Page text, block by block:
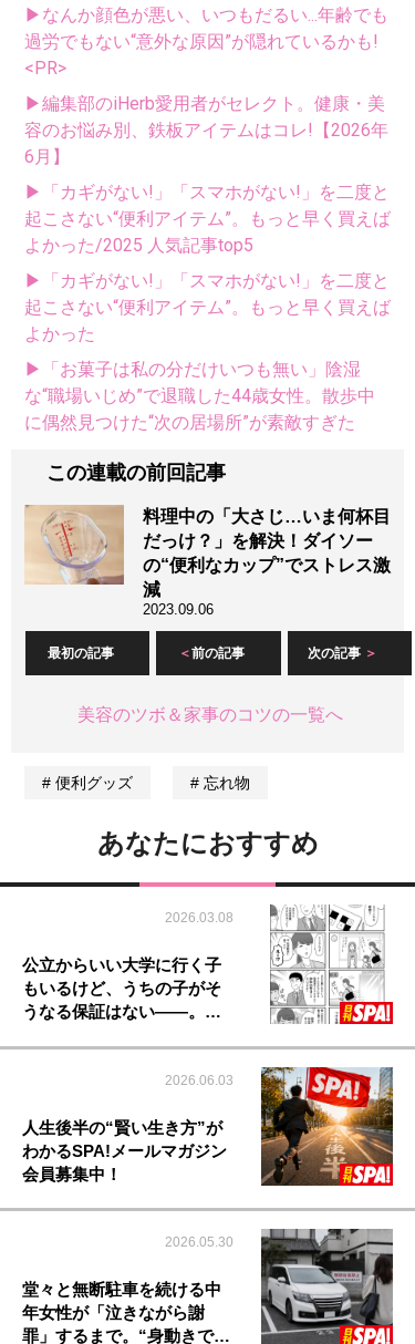
▶なんか顔色が悪い、いつもだるい...年齢でも
過労でもない“意外な原因”が隠れているかも!
<PR>
▶編集部のiHerb愛用者がセレクト。健康・美
容のお悩み別、鉄板アイテムはコレ!【2026年
6月】
▶「カギがない!」「スマホがない!」を二度と
起こさない“便利アイテム”。もっと早く買えば
よかった/2025 人気記事top5
▶「カギがない!」「スマホがない!」を二度と
起こさない“便利アイテム”。もっと早く買えば
よかった
▶「お菓子は私の分だけいつも無い」陰湿
な“職場いじめ”で退職した44歳女性。散歩中
に偶然見つけた“次の居場所”が素敵すぎた
この連載の前回記事
料理中の「大さじ…いま何杯目
だっけ？」を解決！ダイソー
の“便利なカップ”でストレス激
減
2023.09.06
最初の記事 前の記事 次の記事
美容のツボ＆家事のコツの一覧へ
便利グッズ 忘れ物
あなたにおすすめ
2026.03.08
公立からいい大学に行く子
もいるけど、うちの子がそ
うなる保証はない――。…
2026.06.03
人生後半の“賢い生き方”が
わかるSPA!メールマガジン
会員募集中！
2026.05.30
堂々と無断駐車を続ける中
年女性が「泣きながら謝
罪」するまで。“身動きで…